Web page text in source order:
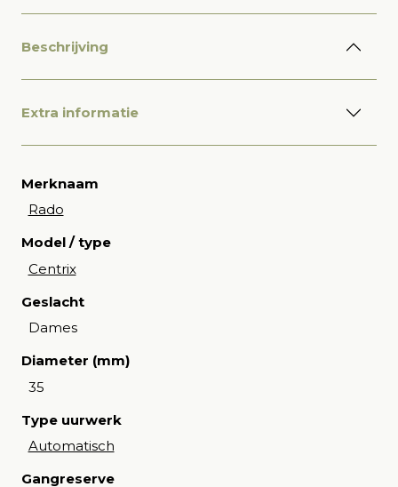
Beschrijving
Extra informatie
Merknaam
Rado
Model / type
Centrix
Geslacht
Dames
Diameter (mm)
35
Type uurwerk
Automatisch
Gangreserve